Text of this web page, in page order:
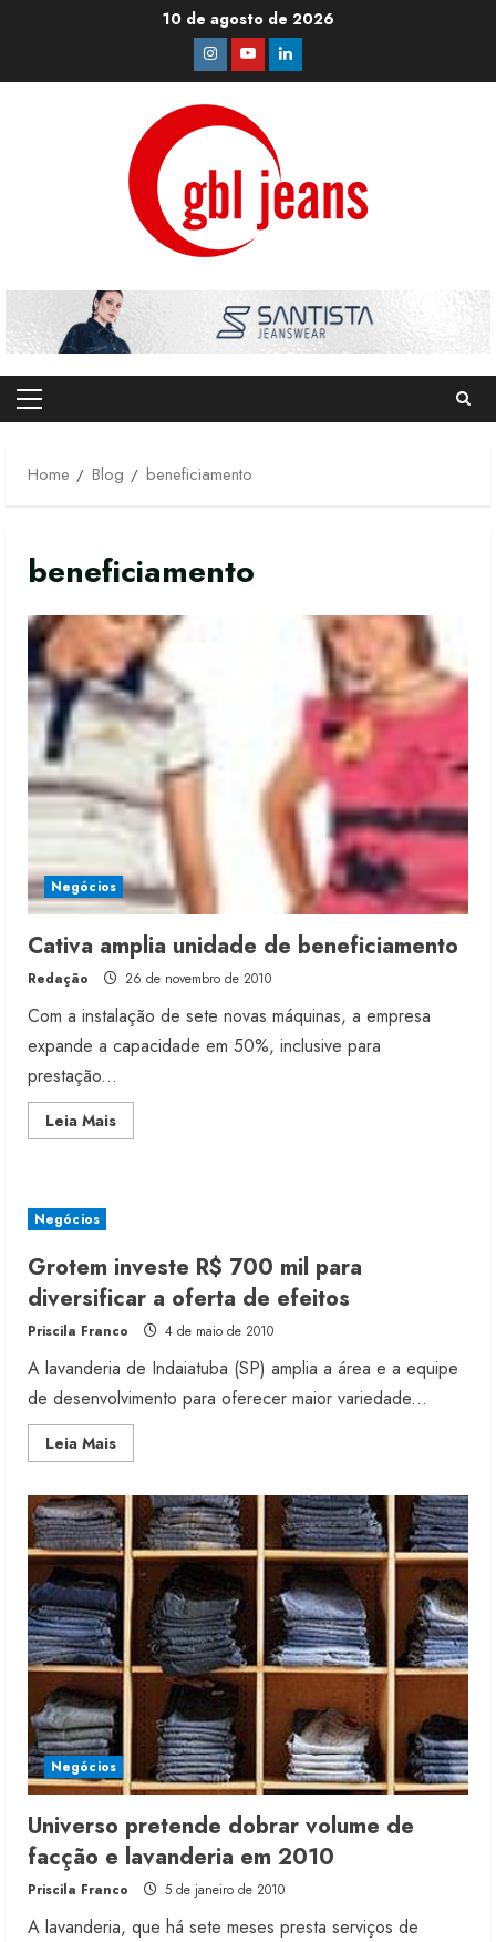
10 de agosto de 2026
Instagram
YoutubeLinkedin
Primary
Home
Blog beneficiamento
beneficiamento
Negócios
Cativa amplia unidade de beneficiamento
Redação 26 de novembro de 2010
Com a instalação de sete novas máquinas, a empresa
expande a capacidade em 50%, inclusive para
prestação...
Leia MaisRead
more
Negócios
Grotem investe R$ 700 mil para
diversificar a oferta de efeitos
Priscila Franco 4 de maio de 2010
A lavanderia de Indaiatuba (SP) amplia a área e a equipe
de desenvolvimento para oferecer maior variedade...
Leia MaisRead
more
investe
R$
700
mil
para
diversificar
a
oferta
de
efeitos
Negócios
Universo pretende dobrar volume de
facção e lavanderia em 2010
Priscila Franco 5 de janeiro de 2010
A lavanderia, que há sete meses presta serviços de